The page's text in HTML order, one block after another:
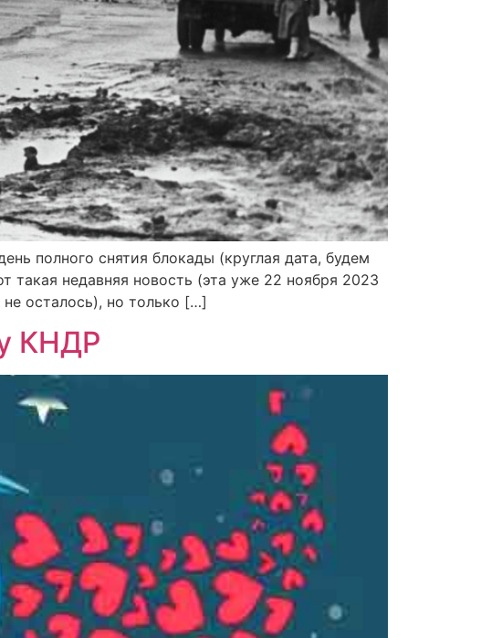
полного снятия блокады (круглая дата, будем
такая недавняя новость (эта уже 22 ноября 2023
осталось), но только […]
КНДР